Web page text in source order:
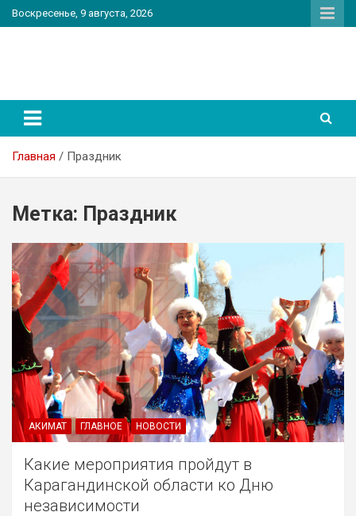
Перейти
к
Воскресенье, 9 августа, 2026
Главная Праздник
Метка: Праздник
АКИМАТ ГЛАВНОЕ НОВОСТИ
Какие мероприятия пройдут в
Карагандинской области ко Дню
независимости